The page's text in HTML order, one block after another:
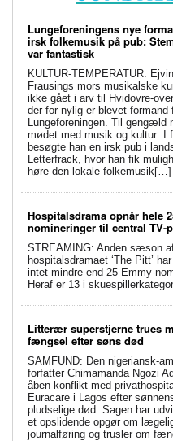
Lungeforeningens nye
irsk folkemusik på pub:
var fantastisk
KULTUR-TEMPERATUR:
Frausings mors musikalske
ikke gået i arv til Hvidovre-
der for nylig er blevet formand
Lungeforeningen. Til gengæld
mødet med musik og kultur: I
besøgte han en irsk pub i
Letterfrack, hvor han fik
høre den lokale folkemusik[…]
Hospitalsdrama opnår hele
nomineringer til central TV-
STREAMING: Anden sæson
hospitalsdramaet ‘The Pitt’
intet mindre end 25 Emmy-
Heraf er 13 i
Litterær superstjerne trues
fængsel efter søns død
SAMFUND: Den nigeriansk-
forfatter Chimamanda Ngozi
åben konflikt med
Euracare i Lagos efter
pludselige død. Sagen har
et opslidende opgør om
journalføring og trusler om